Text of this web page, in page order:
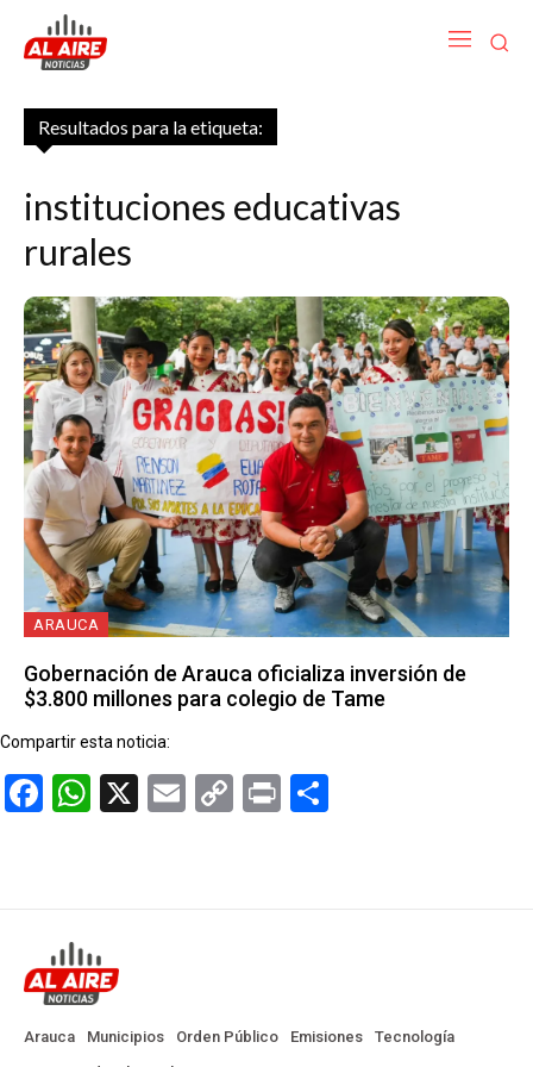
Resultados para la etiqueta:
instituciones educativas
rurales
ARAUCA
Gobernación de Arauca oficializa inversión de
$3.800 millones para colegio de Tame
Compartir esta noticia:
Facebook
WhatsApp
X EmailCopy
Print
Arauca Municipios Orden Público Emisiones
Tecnología